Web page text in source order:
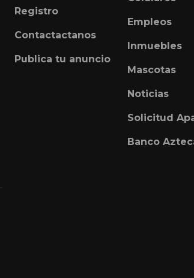
Registro
Contactactanos
Publica tu anuncio
Empleos
Inmuebles
Mascotas
Noticias
Solicitud
Banco